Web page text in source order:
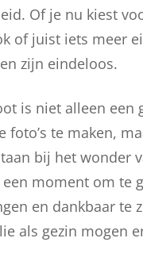
Of je nu kiest
of juist iets meer
zijn eindeloos.
is niet alleen een
foto’s te maken,
bij het wonder
moment om te
en dankbaar te
als gezin mogen